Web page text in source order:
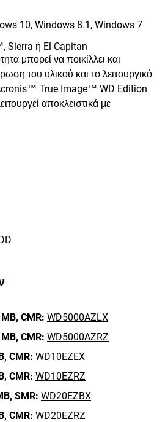
10, Windows 8.1, Windows 7
Sierra ή El Capitan
μπορεί να ποικίλλει και
του υλικού και το λειτουργικό
True Image™ WD Edition
αποκλειστικά με
CMR: WD5000AZLX
CMR: WD5000AZRZ
CMR: WD10EZEX
CMR: WD10EZRZ
SMR: WD20EZBX
CMR: WD20EZRZ